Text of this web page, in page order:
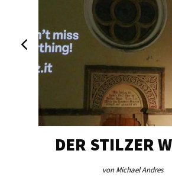
DER STILZER
von Michael Andres